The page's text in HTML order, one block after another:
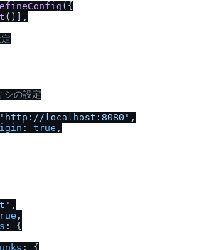
({
()],
シの設定
'http: // localhost:8080' ,
: true ,
,
,
: {
: {